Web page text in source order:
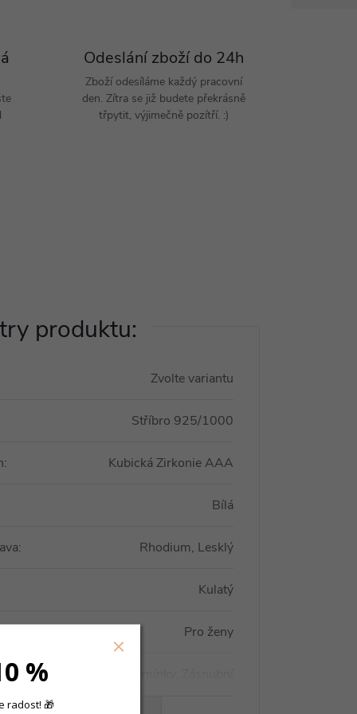
Odeslání zboží do 24h
Zboží odesíláme každý pracovní
den. Zítra se již budete překrásně
třpytit, výjimečně pozítří. :)
produktu:
Zvolte variantu
Stříbro 925/1000
: Kubická Zirkonie AAA
Bílá
: Rhodium, Lesklý
Kulatý
Pro ženy
VŠECHNY PARAMETRY
%
radost! 🎁